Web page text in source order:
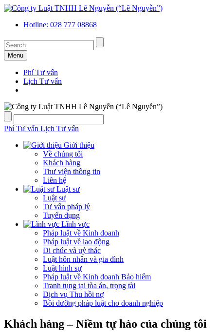
Hotline: 028 777 08868
Menu
Phí Tư vấn
Lịch Tư vấn
Phí Tư vấn Lịch Tư vấn
Giới thiệu
Về chúng tôi
Khách hàng
Thư viện thông tin
Liên hệ
Luật sư
Luật sư
Tư vấn pháp lý
Tuyển dụng
Lĩnh vực
Pháp luật về Kinh doanh
Pháp luật về lao động
Di chúc và uỷ thác
Luật hôn nhân và gia đình
Luật hình sự
Pháp luật về Kinh doanh Bảo hiểm
Tranh tụng tại tòa án, trọng tài
Dịch vụ Thu hồi nợ
Bồi dưỡng pháp luật cho doanh nghiệp
Khách hàng – Niềm tự hào của chúng tôi